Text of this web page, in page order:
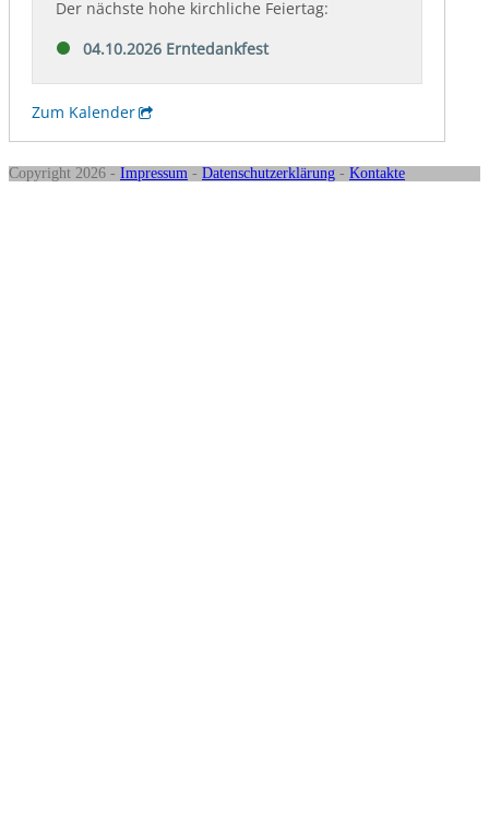
Copyright 2026 - Impressum - Datenschutzerklärung - Kontakte